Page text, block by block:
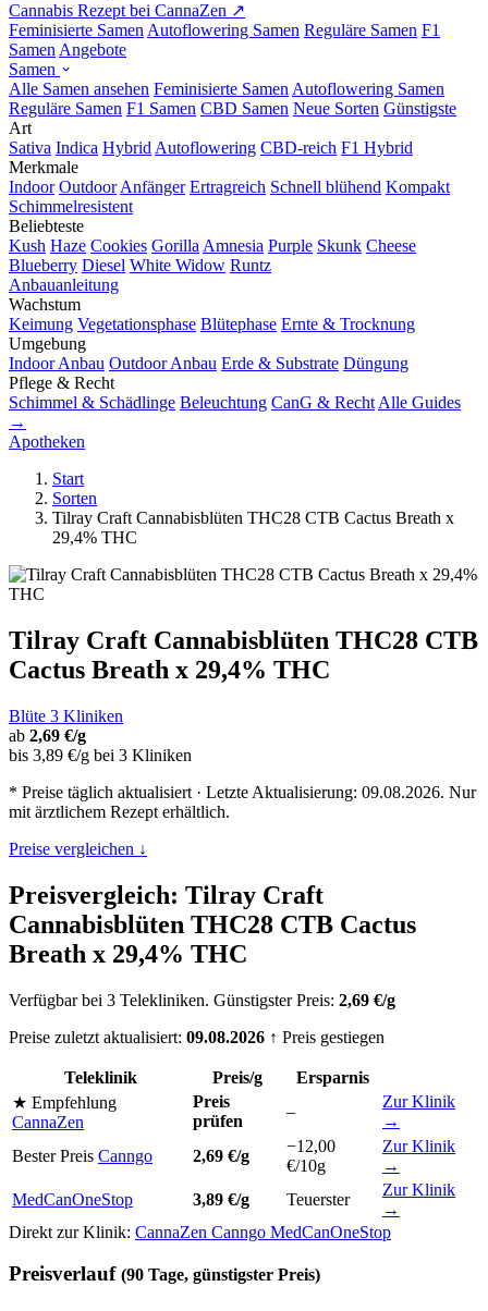
Cannabis Rezept bei CannaZen ↗
Feminisierte Samen Autoflowering Samen Reguläre Samen F1
Samen Angebote
Samen
Alle Samen ansehen Feminisierte Samen Autoflowering Samen
Reguläre Samen F1 Samen CBD Samen Neue Sorten Günstigste
Art
Sativa Indica Hybrid Autoflowering CBD-reich F1 Hybrid
Merkmale
Indoor Outdoor Anfänger Ertragreich Schnell blühend Kompakt
Schimmelresistent
Beliebteste
Kush Haze Cookies Gorilla Amnesia Purple Skunk Cheese
Blueberry Diesel White Widow Runtz
Anbauanleitung
Wachstum
Keimung Vegetationsphase Blütephase Ernte & Trocknung
Umgebung
Indoor Anbau Outdoor Anbau Erde & Substrate Düngung
Pflege & Recht
Schimmel & Schädlinge Beleuchtung CanG & Recht Alle Guides
→
Apotheken
Start
Sorten
Tilray Craft Cannabisblüten THC28 CTB Cactus Breath x
29,4% THC
Tilray Craft Cannabisblüten THC28 CTB
Cactus Breath x 29,4% THC
Blüte 3 Kliniken
ab 2,69 €/g
bis 3,89 €/g bei 3 Kliniken
* Preise täglich aktualisiert · Letzte Aktualisierung: 09.08.2026. Nur
mit ärztlichem Rezept erhältlich.
Preise vergleichen ↓
Preisvergleich: Tilray Craft
Cannabisblüten THC28 CTB Cactus
Breath x 29,4% THC
Verfügbar bei 3 Telekliniken. Günstigster Preis: 2,69 €/g
Preise zuletzt aktualisiert: 09.08.2026 ↑ Preis gestiegen
Teleklinik Preis/g
Ersparnis
★ Empfehlung
CannaZen
Preis
prüfen
–
Zur Klinik
→
Bester Preis Canngo 2,69 €/g
−12,00
€/10g
Zur Klinik
→
MedCanOneStop
3,89 €/g Teuerster
Zur Klinik
→
Direkt zur Klinik: CannaZen Canngo MedCanOneStop
Preisverlauf (90 Tage, günstigster Preis)